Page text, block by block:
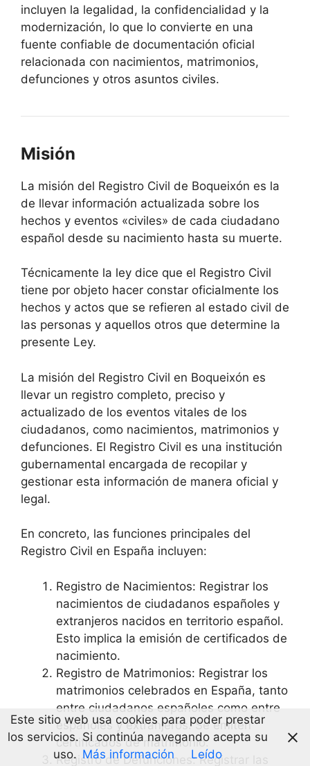
incluyen la legalidad, la confidencialidad y la
modernización, lo que lo convierte en una
fuente confiable de documentación oficial
relacionada con nacimientos, matrimonios,
defunciones y otros asuntos civiles.
Misión
La misión del Registro Civil de Boqueixón es la
de llevar información actualizada sobre los
hechos y eventos «civiles» de cada ciudadano
español desde su nacimiento hasta su muerte.
Técnicamente la ley dice que el Registro Civil
tiene por objeto hacer constar oficialmente los
hechos y actos que se refieren al estado civil de
las personas y aquellos otros que determine la
presente Ley.
La misión del Registro Civil en Boqueixón es
llevar un registro completo, preciso y
actualizado de los eventos vitales de los
ciudadanos, como nacimientos, matrimonios y
defunciones. El Registro Civil es una institución
gubernamental encargada de recopilar y
gestionar esta información de manera oficial y
legal.
En concreto, las funciones principales del
Registro Civil en España incluyen:
Registro de Nacimientos: Registrar los
nacimientos de ciudadanos españoles y
extranjeros nacidos en territorio español.
Esto implica la emisión de certificados de
nacimiento.
Registro de Matrimonios: Registrar los
matrimonios celebrados en España, tanto
entre ciudadanos españoles como entre
españoles y extranjeros. Se emiten
certificados de matrimonio.
Registro de Defunciones: Registrar las
Este sitio web usa cookies para poder prestar
los servicios. Si continúa navegando acepta su
uso. Más información Leído